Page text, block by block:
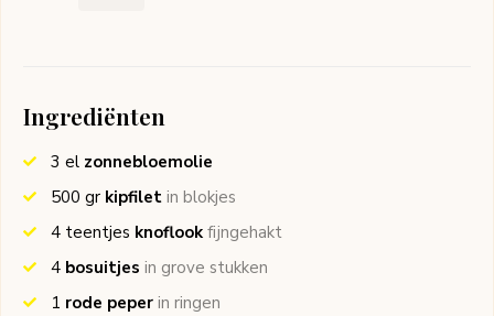
Ingrediënten
3 el zonnebloemolie
500 gr kipfilet in blokjes
4 teentjes knoflook fijngehakt
4 bosuitjes in grove stukken
1 rode peper in ringen